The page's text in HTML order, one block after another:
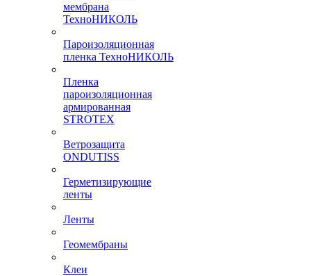
мембрана
ТехноНИКОЛЬ
Пароизоляционная
пленка ТехноНИКОЛЬ
Пленка
пароизоляционная
армированная
STROTEX
Ветрозащита
ONDUTISS
Герметизирующие
ленты
Ленты
Геомембраны
Клеи